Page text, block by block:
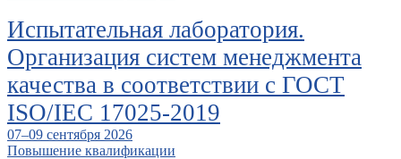
Испытательная лаборатория.
Организация систем менеджмента
качества в соответствии с ГОСТ
ISO/IEC 17025-2019
07–09 сентября 2026
Повышение квалификации